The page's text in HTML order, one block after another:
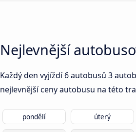
Nejlevnější
Každý den vyjíždí 6 autobusů 3
nejlevnější ceny autobusu na této
pondělí úterý